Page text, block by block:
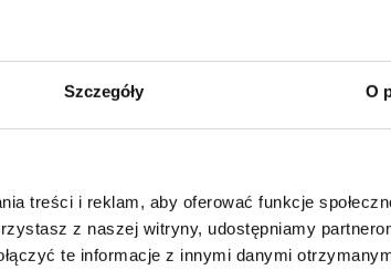
Szczegóły O
treści i reklam, aby oferować funkcje
z naszej witryny, udostępniamy
te informacje z innymi danymi
Macklemore & Ryan Lewis •
Dolls • Usher • Gwen
• DNCE • Eminem • Kelly
Aguilera • Good Charlotte • Lil
• Bruno Mars • Fall Out Boy •
Adele • Kelly Rowland • Akon •
Styles • Hot Chelle Rae • Alicia
• Outkast • Rita Ora • Miley